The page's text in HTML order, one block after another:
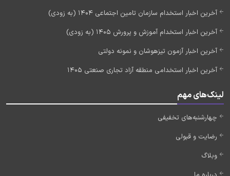
آخرین اخبار استخدام سازمان تامین اجتماعی 1404 (به زودی)
آخرین اخبار استخدام آموزش و پرورش 1405 (به زودی)
آخرین اخبار آزمون تیزهوشان و نمونه دولتی
آخرین اخبار استخدامی منطقه آزاد تجاری صنعتی 1405
لینک‌های مهم
چهارشنبه‌های تخفیفی
رضایت و قبولی
وبلاگ